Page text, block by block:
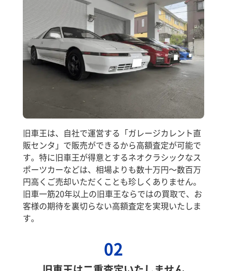
旧車王は、自社で運営する「ガレージカレント直
販センタ」で販売ができるから高額査定が可能で
す。特に旧車王が得意とするネオクラシックなス
ポーツカーなどは、相場よりも数十万円～数百万
円高くご売却いただくことも珍しくありません。
旧車一筋20年以上の旧車王ならではの買取で、お
客様の期待を裏切らない高額査定を実現いたしま
す。
02